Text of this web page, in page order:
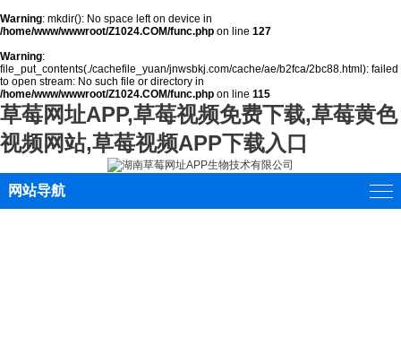
Warning: mkdir(): No space left on device in
/home/www/wwwroot/Z1024.COM/func.php on line 127
Warning:
file_put_contents(./cachefile_yuan/jnwsbkj.com/cache/ae/b2fca/2bc88.html): failed
to open stream: No such file or directory in
/home/www/wwwroot/Z1024.COM/func.php on line 115
草莓网址APP,草莓视频免费下载,草莓黄色
视频网站,草莓视频APP下载入口
网站导航